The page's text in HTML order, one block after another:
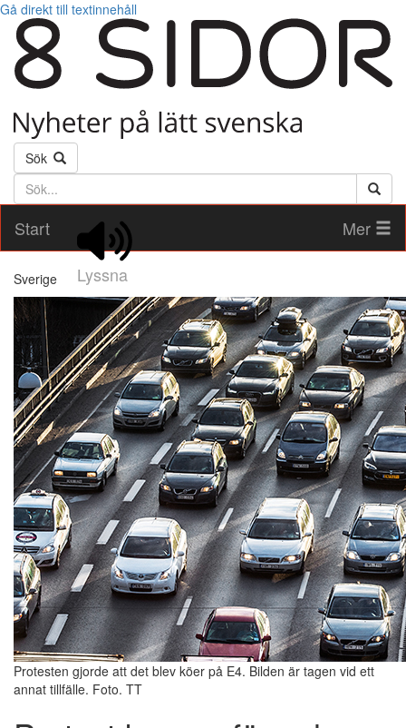
Gå direkt till textinnehåll
Sök
Söktext
Start
Lyssna
Mer
Sverige
Protesten gjorde att det blev köer på E4. Bilden är tagen vid ett
annat tillfälle. Foto. TT